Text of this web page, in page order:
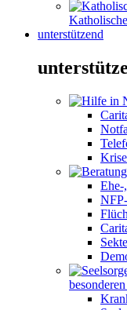
unterstützend
Ehe-